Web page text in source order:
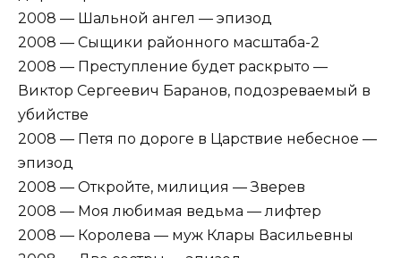
2008 — Шальной ангел — эпизод
2008 — Сыщики районного масштаба-2
2008 — Преступление будет раскрыто —
Виктор Сергеевич Баранов, подозреваемый в
убийстве
2008 — Петя по дороге в Царствие небесное —
эпизод
2008 — Откройте, милиция — Зверев
2008 — Моя любимая ведьма — лифтер
2008 — Королева — муж Клары Васильевны